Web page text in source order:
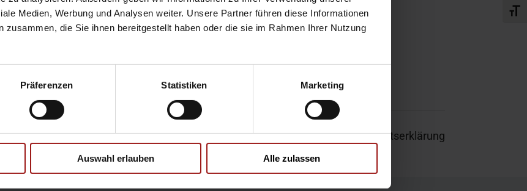
Medien, Werbung und Analysen weiter. Unsere Partner führen diese Informationen
zusammen, die Sie ihnen bereitgestellt haben oder die sie im Rahmen Ihrer Nutzung
Präferenzen Statistiken Marketing
Auswahl erlauben Alle zulassen
Ebbinghaus Ford Store – Bochum
Ebbinghaus in Hamm
Datenschutzerklärung|Impressum|Garantie|Barrierefreiheitserklärung